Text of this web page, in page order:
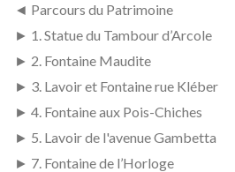
◄ Parcours du Patrimoine
► 1. Statue du Tambour d’Arcole
► 2. Fontaine Maudite
► 3. Lavoir et Fontaine rue Kléber
► 4. Fontaine aux Pois-Chiches
► 5. Lavoir de l'avenue Gambetta
► 7. Fontaine de l’Horloge